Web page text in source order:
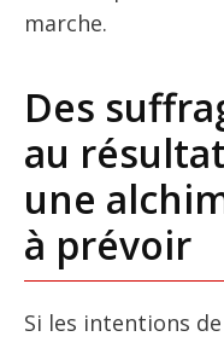
marche.
Des
au
une
à prévoir
Si les intentions